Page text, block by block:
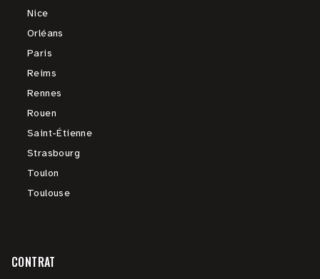
Nice
Orléans
Paris
Reims
Rennes
Rouen
Saint-Étienne
Strasbourg
Toulon
Toulouse
CONTRAT